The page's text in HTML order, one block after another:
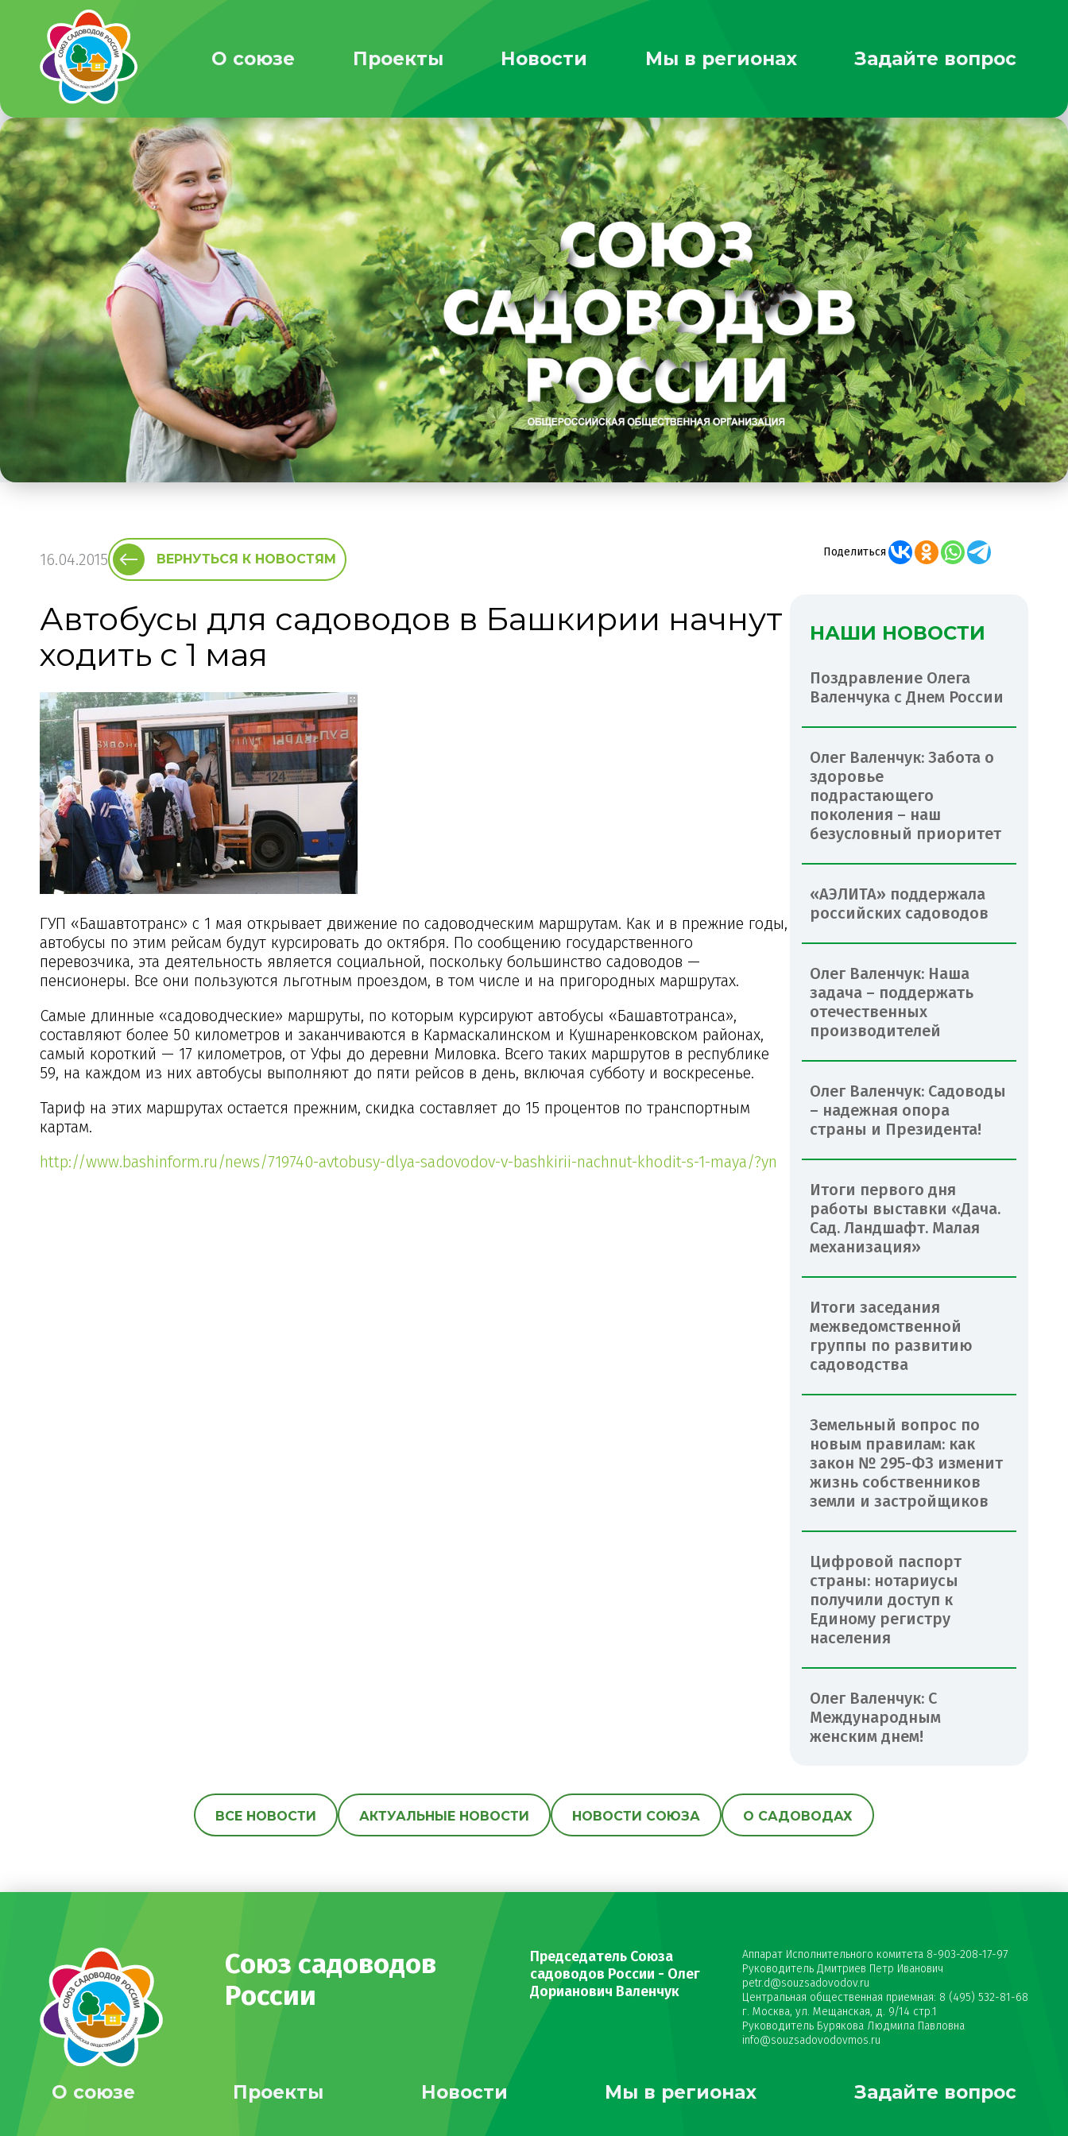
О союзе Проекты Новости Мы в регионах Задайте вопрос
16.04.2015 ВЕРНУТЬСЯ К НОВОСТЯМ
Автобусы для садоводов в Башкирии начнут
ходить с 1 мая
ГУП «Башавтотранс» с 1 мая открывает движение по садоводческим маршрутам. Как и в прежние годы,
автобусы по этим рейсам будут курсировать до октября. По сообщению государственного
перевозчика, эта деятельность является социальной, поскольку большинство садоводов —
пенсионеры. Все они пользуются льготным проездом, в том числе и на пригородных маршрутах.
Самые длинные «садоводческие» маршруты, по которым курсируют автобусы «Башавтотранса»,
составляют более 50 километров и заканчиваются в Кармаскалинском и Кушнаренковском районах,
самый короткий — 17 километров, от Уфы до деревни Миловка. Всего таких маршрутов в республике
59, на каждом из них автобусы выполняют до пяти рейсов в день, включая субботу и воскресенье.
Тариф на этих маршрутах остается прежним, скидка составляет до 15 процентов по транспортным
картам.
http://www.bashinform.ru/news/719740-avtobusy-dlya-sadovodov-v-bashkirii-nachnut-khodit-s-1-maya/?yn
Поделиться
НАШИ НОВОСТИ
Поздравление Олега
Валенчука с Днем России
Олег Валенчук: Забота о
здоровье
подрастающего
поколения – наш
безусловный приоритет
«АЭЛИТА» поддержала
российских садоводов
Олег Валенчук: Наша
задача – поддержать
отечественных
производителей
Олег Валенчук: Садоводы
– надежная опора
страны и Президента!
Итоги первого дня
работы выставки «Дача.
Сад. Ландшафт. Малая
механизация»
Итоги заседания
межведомственной
группы по развитию
садоводства
Земельный вопрос по
новым правилам: как
закон № 295-ФЗ изменит
жизнь собственников
земли и застройщиков
Цифровой паспорт
страны: нотариусы
получили доступ к
Единому регистру
населения
Олег Валенчук: С
Международным
женским днем!
ВСЕ НОВОСТИ АКТУАЛЬНЫЕ НОВОСТИ НОВОСТИ СОЮЗА О САДОВОДАХ
Союз садоводов
России
Председатель Союза
садоводов России - Олег
Дорианович Валенчук
Аппарат Исполнительного комитета 8-903-208-17-97
Руководитель Дмитриев Петр Иванович
petr.d@souzsadovodov.ru
Центральная общественная приемная: 8 (495) 532-81-68
г. Москва, ул. Мещанская, д. 9/14 стр.1
Руководитель Бурякова Людмила Павловна
info@souzsadovodovmos.ru
О союзе Проекты Новости Мы в регионах Задайте вопрос